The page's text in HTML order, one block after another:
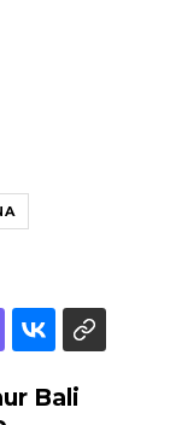
Bali